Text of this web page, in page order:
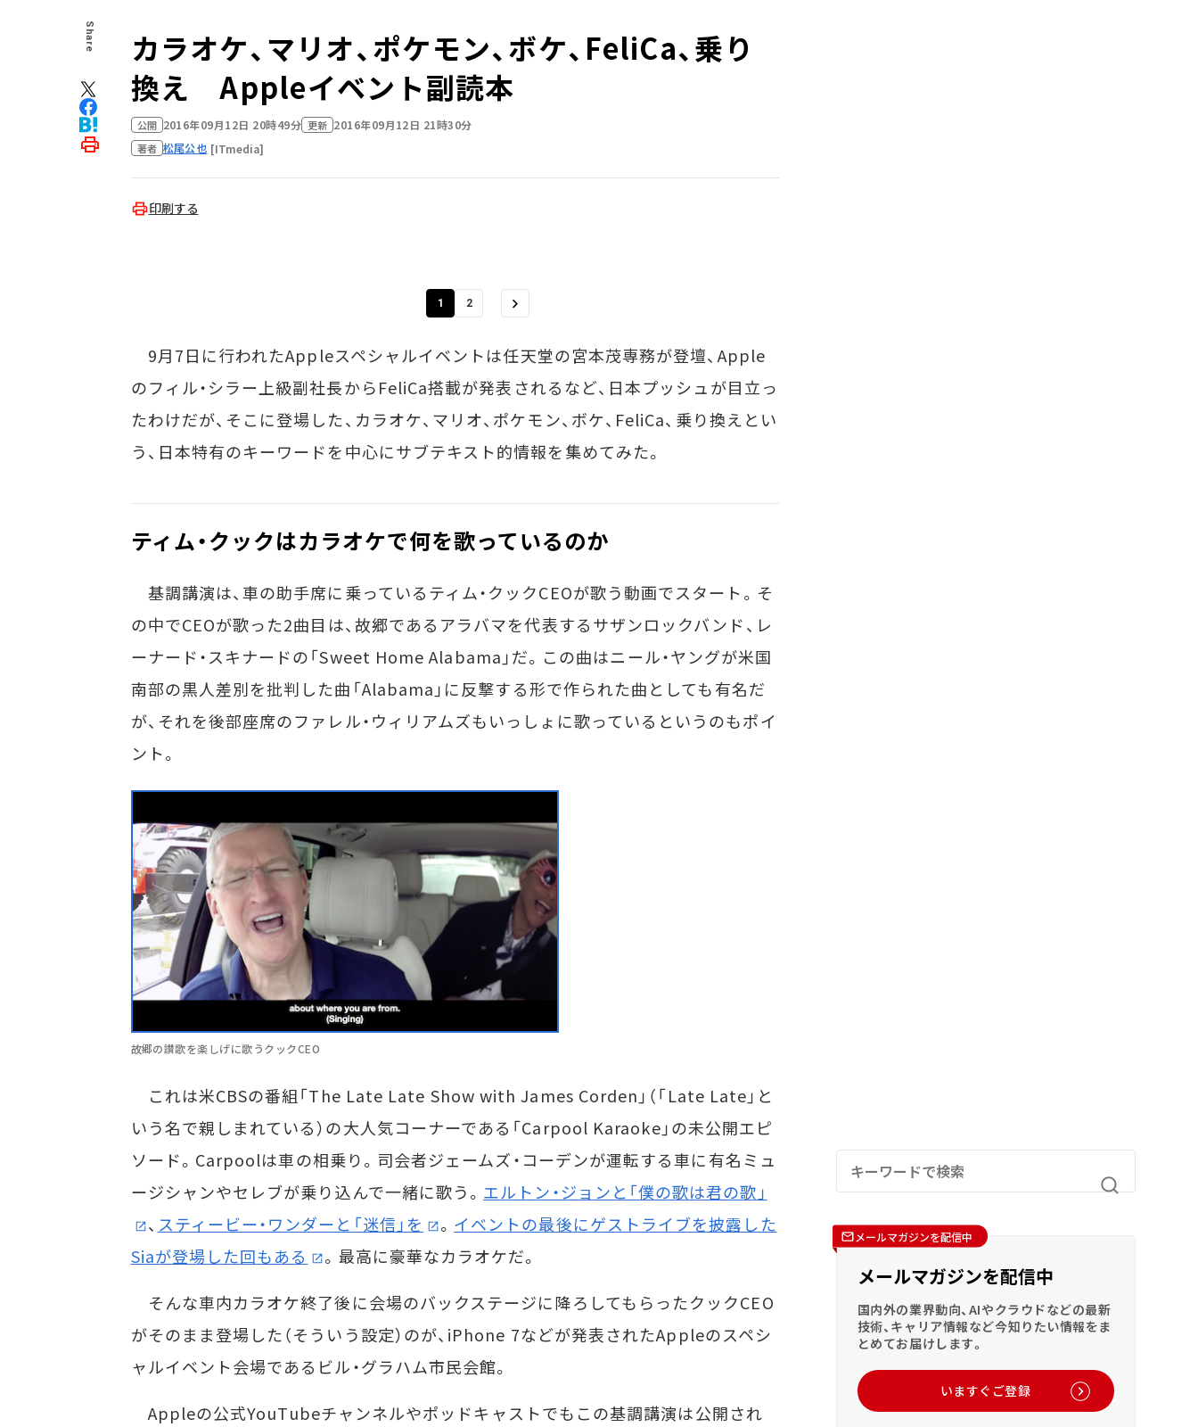
Share
カラオケ、マリオ、ポケモン、ボケ、FeliCa、乗り
換え Appleイベント副読本
公開 2016年09月12日 20時49分 更新 2016年09月12日 21時30分
著者 松尾公也 [ITmedia]
印刷する
1 2
9月7日に行われたAppleスペシャルイベントは任天堂の宮本茂専務が登壇、Apple
のフィル・シラー上級副社長からFeliCa搭載が発表されるなど、日本プッシュが目立っ
たわけだが、そこに登場した、カラオケ、マリオ、ポケモン、ボケ、FeliCa、乗り換えとい
う、日本特有のキーワードを中心にサブテキスト的情報を集めてみた。
ティム・クックはカラオケで何を歌っているのか
基調講演は、車の助手席に乗っているティム・クックCEOが歌う動画でスタート。そ
の中でCEOが歌った2曲目は、故郷であるアラバマを代表するサザンロックバンド、レ
ーナード・スキナードの「Sweet Home Alabama」だ。この曲はニール・ヤングが米国
南部の黒人差別を批判した曲「Alabama」に反撃する形で作られた曲としても有名だ
が、それを後部座席のファレル・ウィリアムズもいっしょに歌っているというのもポイ
ント。
故郷の讃歌を楽しげに歌うクックCEO
これは米CBSの番組「The Late Late Show with James Corden」（「Late Late」と
いう名で親しまれている）の大人気コーナーである「Carpool Karaoke」の未公開エピ
ソード。Carpoolは車の相乗り。司会者ジェームズ・コーデンが運転する車に有名ミュ
ージシャンやセレブが乗り込んで一緒に歌う。 エルトン・ジョンと「僕の歌は君の歌」
、 スティービー・ワンダーと「迷信」を 。 イベントの最後にゲストライブを披露した
Siaが登場した回もある
。最高に豪華なカラオケだ。
そんな車内カラオケ終了後に会場のバックステージに降ろしてもらったクックCEO
がそのまま登場した（そういう設定）のが、iPhone 7などが発表されたAppleのスペシ
ャルイベント会場であるビル・グラハム市民会館。
Appleの公式YouTubeチャンネルやポッドキャストでもこの基調講演は公開され
メールマガジンを配信中
メールマガジンを配信中
国内外の業界動向、AIやクラウドなどの最新
技術、キャリア情報など今知りたい情報をま
とめてお届けします。
いますぐご登録